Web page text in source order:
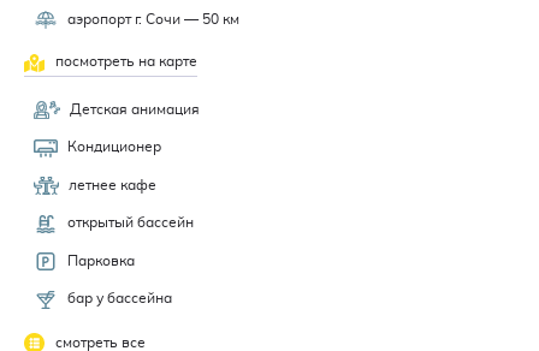
аэропорт г. Сочи — 50 км
посмотреть на карте
Детская анимация
Кондиционер
летнее кафе
открытый бассейн
Парковка
бар у бассейна
смотреть все